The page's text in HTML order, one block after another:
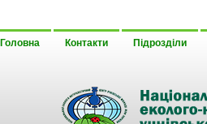
Головна Контакти Підрозділи